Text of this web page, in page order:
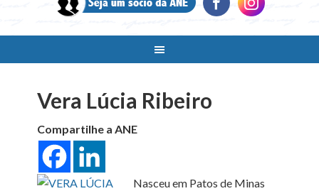
Vera Lúcia Ribeiro
Compartilhe a ANE
Nasceu em Patos de Minas